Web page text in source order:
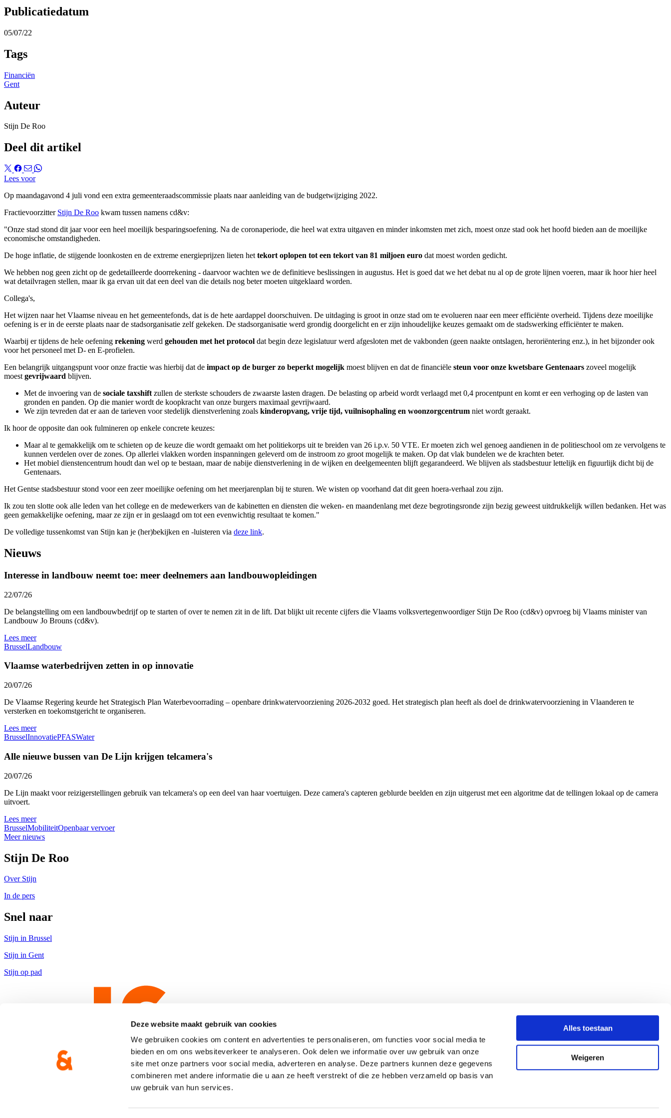
Deze website maakt gebruik van cookies
We gebruiken cookies om content en advertenties te personaliseren, om functies voor social media te
bieden en om ons websiteverkeer te analyseren. Ook delen we informatie over uw gebruik van onze
site met onze partners voor social media, adverteren en analyse. Deze partners kunnen deze gegevens
combineren met andere informatie die u aan ze heeft verstrekt of die ze hebben verzameld op basis van
uw gebruik van hun services.
Alles toestaan
Weigeren
Publicatiedatum
05/07/22
Tags
Financiën
Gent
Auteur
Stijn De Roo
Deel dit artikel
Lees voor
Op maandagavond 4 juli vond een extra gemeenteraadscommissie plaats naar aanleiding van de budgetwijziging 2022.
Fractievoorzitter Stijn De Roo kwam tussen namens cd&v:
"Onze stad stond dit jaar voor een heel moeilijk besparingsoefening. Na de coronaperiode, die heel wat extra uitgaven en minder inkomsten met zich, moest onze stad ook het hoofd bieden aan de moeilijke
economische omstandigheden.
De hoge inflatie, de stijgende loonkosten en de extreme energieprijzen lieten het tekort oplopen tot een tekort van 81 miljoen euro dat moest worden gedicht.
We hebben nog geen zicht op de gedetailleerde doorrekening - daarvoor wachten we de definitieve beslissingen in augustus. Het is goed dat we het debat nu al op de grote lijnen voeren, maar ik hoor hier heel
wat detailvragen stellen, maar ik ga ervan uit dat een deel van die details nog beter moeten uitgeklaard worden.
Collega's,
Het wijzen naar het Vlaamse niveau en het gemeentefonds, dat is de hete aardappel doorschuiven. De uitdaging is groot in onze stad om te evolueren naar een meer efficiënte overheid. Tijdens deze moeilijke
oefening is er in de eerste plaats naar de stadsorganisatie zelf gekeken. De stadsorganisatie werd grondig doorgelicht en er zijn inhoudelijke keuzes gemaakt om de stadswerking efficiënter te maken.
Waarbij er tijdens de hele oefening rekening werd gehouden met het protocol dat begin deze legislatuur werd afgesloten met de vakbonden (geen naakte ontslagen, heroriëntering enz.), in het bijzonder ook
voor het personeel met D- en E-profielen.
Een belangrijk uitgangspunt voor onze fractie was hierbij dat de impact op de burger zo beperkt mogelijk moest blijven en dat de financiële steun voor onze kwetsbare Gentenaars zoveel mogelijk
moest gevrijwaard blijven.
Met de invoering van de sociale taxshift zullen de sterkste schouders de zwaarste lasten dragen. De belasting op arbeid wordt verlaagd met 0,4 procentpunt en komt er een verhoging op de lasten van
gronden en panden. Op die manier wordt de koopkracht van onze burgers maximaal gevrijwaard.
We zijn tevreden dat er aan de tarieven voor stedelijk dienstverlening zoals kinderopvang, vrije tijd, vuilnisophaling en woonzorgcentrum niet wordt geraakt.
Ik hoor de opposite dan ook fulmineren op enkele concrete keuzes:
Maar al te gemakkelijk om te schieten op de keuze die wordt gemaakt om het politiekorps uit te breiden van 26 i.p.v. 50 VTE. Er moeten zich wel genoeg aandienen in de politieschool om ze vervolgens te
kunnen verdelen over de zones. Op allerlei vlakken worden inspanningen geleverd om de instroom zo groot mogelijk te maken. Op dat vlak bundelen we de krachten beter.
Het mobiel dienstencentrum houdt dan wel op te bestaan, maar de nabije dienstverlening in de wijken en deelgemeenten blijft gegarandeerd. We blijven als stadsbestuur lettelijk en figuurlijk dicht bij de
Gentenaars.
Het Gentse stadsbestuur stond voor een zeer moeilijke oefening om het meerjarenplan bij te sturen. We wisten op voorhand dat dit geen hoera-verhaal zou zijn.
Ik zou ten slotte ook alle leden van het college en de medewerkers van de kabinetten en diensten die weken- en maandenlang met deze begrotingsronde zijn bezig geweest uitdrukkelijk willen bedanken. Het was
geen gemakkelijke oefening, maar ze zijn er in geslaagd om tot een evenwichtig resultaat te komen."
De volledige tussenkomst van Stijn kan je (her)bekijken en -luisteren via deze link.
Nieuws
Interesse in landbouw neemt toe: meer deelnemers aan landbouwopleidingen
22/07/26
De belangstelling om een landbouwbedrijf op te starten of over te nemen zit in de lift. Dat blijkt uit recente cijfers die Vlaams volksvertegenwoordiger Stijn De Roo (cd&v) opvroeg bij Vlaams minister van
Landbouw Jo Brouns (cd&v).
Lees meer
BrusselLandbouw
Vlaamse waterbedrijven zetten in op innovatie
20/07/26
De Vlaamse Regering keurde het Strategisch Plan Waterbevoorrading – openbare drinkwatervoorziening 2026-2032 goed. Het strategisch plan heeft als doel de drinkwatervoorziening in Vlaanderen te
versterken en toekomstgericht te organiseren.
Lees meer
BrusselInnovatiePFASWater
Alle nieuwe bussen van De Lijn krijgen telcamera's
20/07/26
De Lijn maakt voor reizigerstellingen gebruik van telcamera's op een deel van haar voertuigen. Deze camera's capteren geblurde beelden en zijn uitgerust met een algoritme dat de tellingen lokaal op de camera
uitvoert.
Lees meer
BrusselMobiliteitOpenbaar vervoer
Meer nieuws
Stijn De Roo
Over Stijn
In de pers
Snel naar
Stijn in Brussel
Stijn in Gent
Stijn op pad